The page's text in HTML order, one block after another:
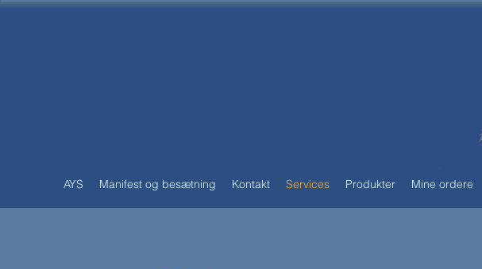
AYS Manifest og besætning Kontakt Services Produkter Mine ordere